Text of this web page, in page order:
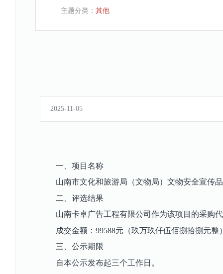
主题分类： 其他
2025-11-05
一、 项目名称
山南市文化和旅游局（文物局）文物安全宣传
二、 评选结果
山南卡卓广告工程有限公司作为该项目的采购
成交金额： 99588元（玖万玖仟伍佰捌拾捌元整
三、 公示期限
自本公示发布起三个工作日。